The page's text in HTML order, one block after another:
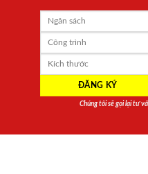
Chúng tôi sẽ gọi lại tư